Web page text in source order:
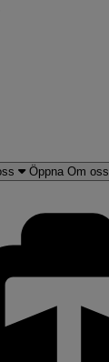
Öppna Om oss